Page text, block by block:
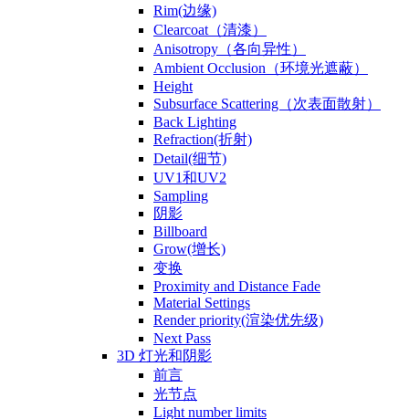
Rim(边缘)
Clearcoat（清漆）
Anisotropy（各向异性）
Ambient Occlusion（环境光遮蔽）
Height
Subsurface Scattering（次表面散射）
Back Lighting
Refraction(折射)
Detail(细节)
UV1和UV2
Sampling
阴影
Billboard
Grow(增长)
变换
Proximity and Distance Fade
Material Settings
Render priority(渲染优先级)
Next Pass
3D 灯光和阴影
前言
光节点
Light number limits